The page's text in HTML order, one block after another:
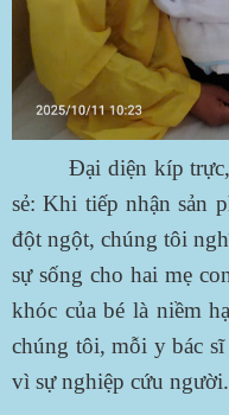
Đại diện kíp
sẻ: Khi tiếp nhận sản
đột ngột, chúng tôi
sự sống cho hai mẹ
khóc của bé là niềm
chúng tôi, mỗi y bác
vì sự nghiệp cứu người.